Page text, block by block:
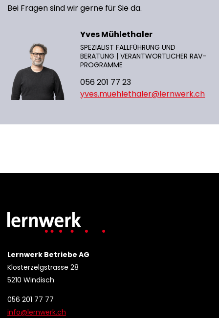
Bei Fragen sind wir gerne für Sie da.
Yves Mühlethaler
SPEZIALIST FALLFÜHRUNG UND
BERATUNG | VERANTWORTLICHER RAV-
PROGRAMME
056 201 77 23
yves.muehlethaler@lernwerk.ch
Lernwerk Betriebe AG
Klosterzelgstrasse 28
5210 Windisch
056 201 77 77
info@lernwerk.ch